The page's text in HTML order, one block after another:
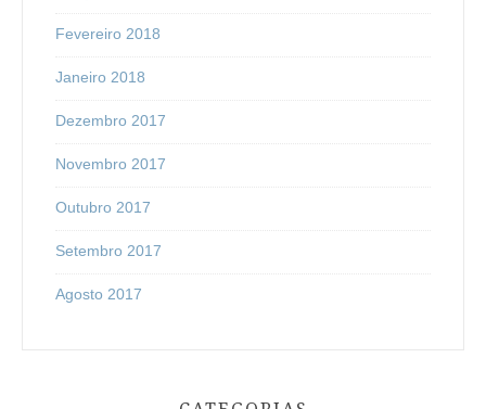
Fevereiro 2018
Janeiro 2018
Dezembro 2017
Novembro 2017
Outubro 2017
Setembro 2017
Agosto 2017